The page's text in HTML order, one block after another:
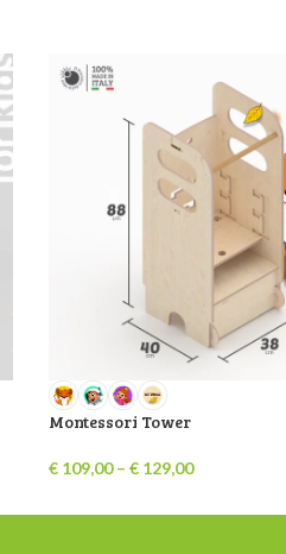
Montessori Tower
€109,00 – €129,00